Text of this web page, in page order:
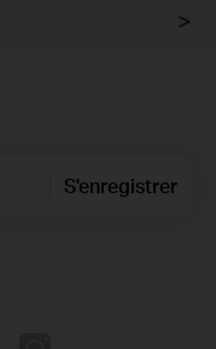
S'enregistrer